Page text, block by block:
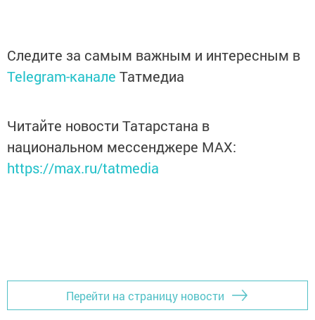
Следите за самым важным и интересным в
Telegram-канале Татмедиа
Читайте новости Татарстана в
национальном мессенджере MАХ:
https://max.ru/tatmedia
Перейти на страницу новости